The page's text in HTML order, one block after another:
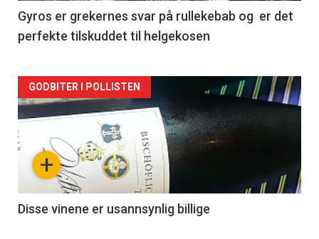
2
Gyros er grekernes svar på rullekebab og er det
perfekte tilskuddet til helgekosen
Forsiden
akkurat
nå
3
+
GODBITER I POLLISTEN
Disse vinene er usannsynlig billige